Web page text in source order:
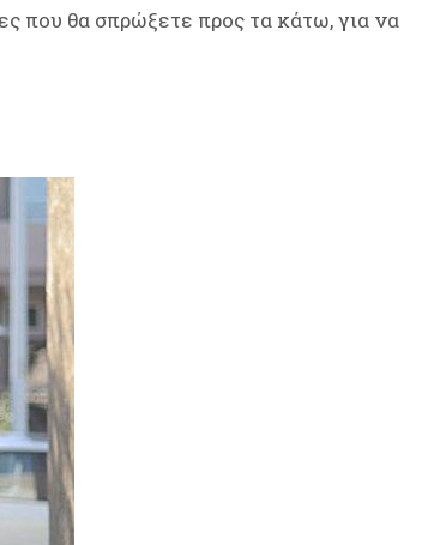
που θα σπρώξετε προς τα κάτω, για να